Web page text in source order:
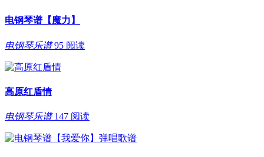
电钢琴谱【魔力】
电钢琴乐谱 95 阅读
高原红盾情
电钢琴乐谱 147 阅读